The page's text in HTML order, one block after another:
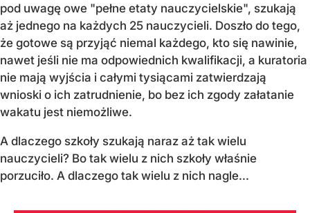
pod uwagę owe "pełne etaty nauczycielskie", szukają
aż jednego na każdych 25 nauczycieli. Doszło do tego,
że gotowe są przyjąć niemal każdego, kto się nawinie,
nawet jeśli nie ma odpowiednich kwalifikacji, a kuratoria
nie mają wyjścia i całymi tysiącami zatwierdzają
wnioski o ich zatrudnienie, bo bez ich zgody załatanie
wakatu jest niemożliwe.
A dlaczego szkoły szukają naraz aż tak wielu
nauczycieli? Bo tak wielu z nich szkoły właśnie
porzuciło. A dlaczego tak wielu z nich nagle...